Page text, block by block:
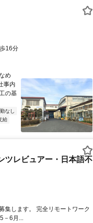
16分
め
事内
の基
なし
給
ツレビュアー・日本語不
集します。 完全リモートワーク
－6月...